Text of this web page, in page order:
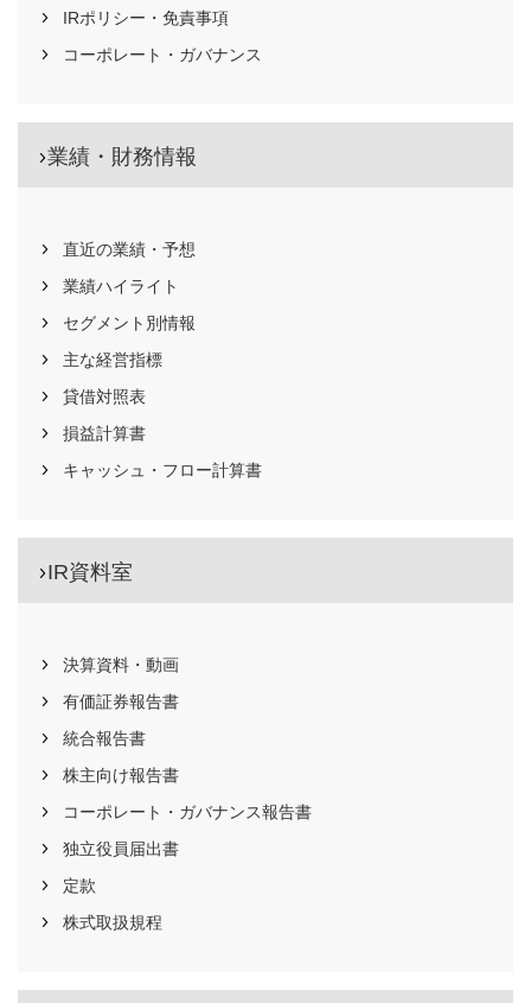
IRポリシー・免責事項
コーポレート・ガバナンス
業績・財務情報
直近の業績・予想
業績ハイライト
セグメント別情報
主な経営指標
貸借対照表
損益計算書
キャッシュ・フロー計算書
IR資料室
決算資料・動画
有価証券報告書
統合報告書
株主向け報告書
コーポレート・ガバナンス報告書
独立役員届出書
定款
株式取扱規程